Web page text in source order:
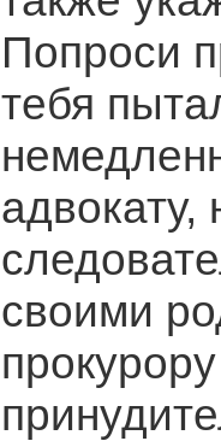
Попроси
тебя
адвокату,
своими